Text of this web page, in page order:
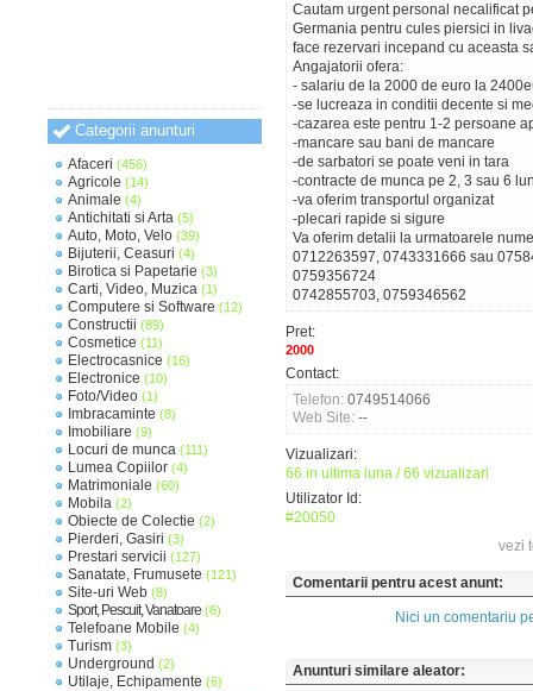
Categorii anunturi
Afaceri (456)
Agricole (14)
Animale (4)
Antichitati si Arta (5)
Auto, Moto, Velo (39)
Bijuterii, Ceasuri (4)
Birotica si Papetarie (3)
Carti, Video, Muzica (1)
Computere si Software (12)
Constructii (89)
Cosmetice (11)
Electrocasnice (16)
Electronice (10)
Foto/Video (1)
Imbracaminte (8)
Imobiliare (9)
Locuri de munca (111)
Lumea Copiilor (4)
Matrimoniale (60)
Mobila (2)
Obiecte de Colectie (2)
Pierderi, Gasiri (3)
Prestari servicii (127)
Sanatate, Frumusete (121)
Site-uri Web (8)
Sport, Pescuit, Vanatoare (6)
Telefoane Mobile (4)
Turism (3)
Underground (2)
Utilaje, Echipamente (6)
Cautam urgent personal necalificat
Germania pentru cules piersici in
face rezervari incepand cu aceasta
Angajatorii ofera:
- salariu de la 2000 de euro la
-se lucreaza in conditii decente si
-cazarea este pentru 1-2 persoane
-mancare sau bani de mancare
-de sarbatori se poate veni in tara
-contracte de munca pe 2, 3 sau 6
-va oferim transportul organizat
-plecari rapide si sigure
Va oferim detalii la urmatoarele
0712263597, 0743331666 sau
0759356724
0742855703, 0759346562
Pret:
2000
Contact:
Telefon: 0749514066
Web Site: --
Vizualizari:
66 in ultima luna / 66 vizualizari
Utilizator Id:
#20050
vezi
Comentarii pentru acest anunt:
Nici un comentariu
Anunturi similare aleator: